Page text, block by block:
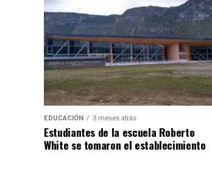
EDUCACIÓN 3 meses atrás
Estudiantes de la escuela Roberto
White se tomaron el establecimiento